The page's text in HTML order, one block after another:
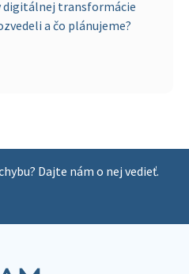
digitálnej transformácie
a čo plánujeme?
Dajte nám o nej vedieť.